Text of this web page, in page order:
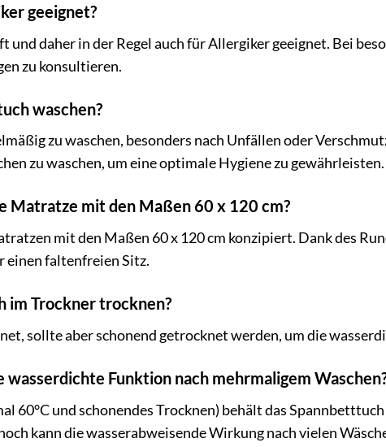
geeignet?
daher in der Regel auch für Allergiker geeignet. Bei
zu konsultieren.
waschen?
zu waschen, besonders nach Unfällen oder
zu waschen, um eine optimale Hygiene zu gewährleisten.
Matratze mit den Maßen 60 x 120 cm?
mit den Maßen 60 x 120 cm konzipiert. Dank des
einen faltenfreien Sitz.
im Trockner trocknen?
sollte aber schonend getrocknet werden, um die
Funktion nach mehrmaligem
60°C und schonendes Trocknen) behält das
kann die wasserabweisende Wirkung nach vielen